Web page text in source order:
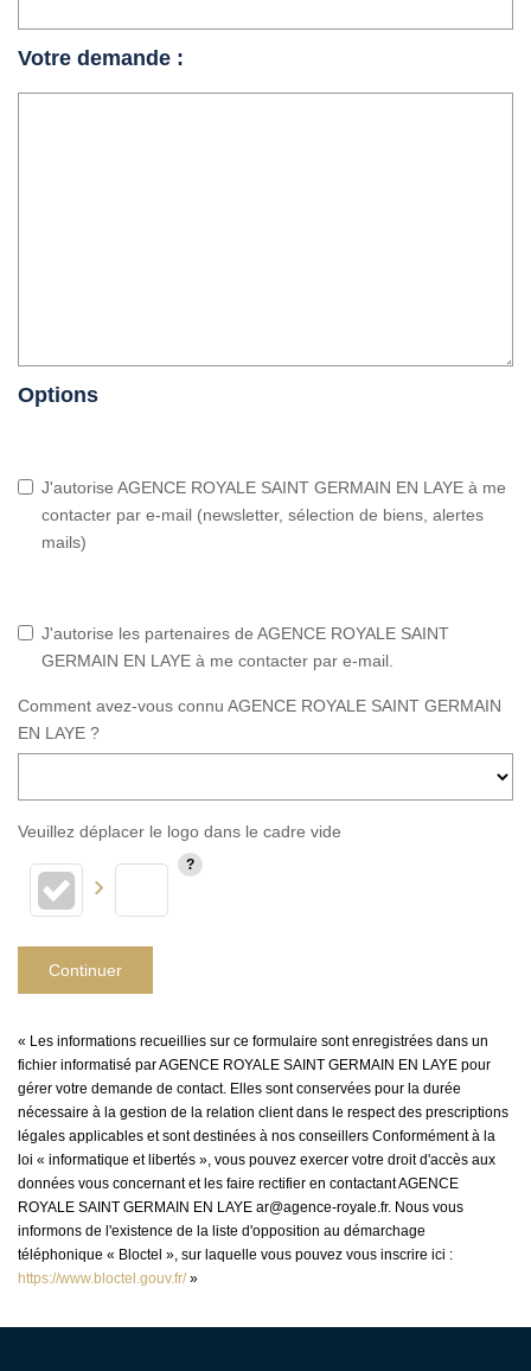
Votre demande :
Options
J'autorise AGENCE ROYALE SAINT GERMAIN EN LAYE à me
contacter par e-mail (newsletter, sélection de biens, alertes
mails)
J'autorise les partenaires de AGENCE ROYALE SAINT
GERMAIN EN LAYE à me contacter par e-mail.
Comment avez-vous connu AGENCE ROYALE SAINT GERMAIN
EN LAYE ?
Veuillez déplacer le logo dans le cadre vide
Continuer
« Les informations recueillies sur ce formulaire sont enregistrées dans un
fichier informatisé par AGENCE ROYALE SAINT GERMAIN EN LAYE pour
gérer votre demande de contact. Elles sont conservées pour la durée
nécessaire à la gestion de la relation client dans le respect des prescriptions
légales applicables et sont destinées à nos conseillers Conformément à la
loi « informatique et libertés », vous pouvez exercer votre droit d'accès aux
données vous concernant et les faire rectifier en contactant AGENCE
ROYALE SAINT GERMAIN EN LAYE ar@agence-royale.fr. Nous vous
informons de l'existence de la liste d'opposition au démarchage
téléphonique « Bloctel », sur laquelle vous pouvez vous inscrire ici :
https://www.bloctel.gouv.fr/»